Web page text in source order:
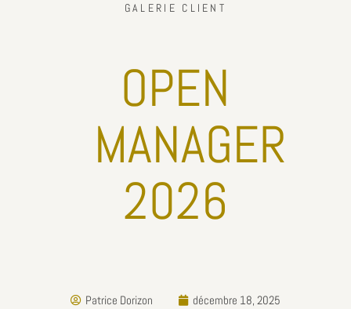
GALERIE CLIENT
OPEN
MANAGER
2026
Patrice Dorizon
décembre 18, 2025